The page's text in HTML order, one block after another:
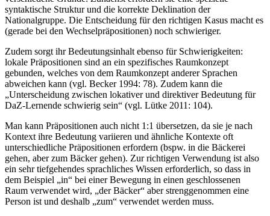
syntaktische Struktur und die korrekte Deklination der
Nationalgruppe. Die Entscheidung für den richtigen Kasus macht es
(gerade bei den Wechselpräpositionen) noch schwieriger.
Zudem sorgt ihr Bedeutungsinhalt ebenso für Schwierigkeiten:
lokale Präpositionen sind an ein spezifisches Raumkonzept
gebunden, welches von dem Raumkonzept anderer Sprachen
abweichen kann (vgl. Becker 1994: 78). Zudem kann die
„Unterscheidung zwischen lokativer und direktiver Bedeutung für
DaZ-Lernende schwierig sein“ (vgl. Lütke 2011: 104).
Man kann Präpositionen auch nicht 1:1 übersetzen, da sie je nach
Kontext ihre Bedeutung variieren und ähnliche Kontexte oft
unterschiedliche Präpositionen erfordern (bspw. in die Bäckerei
gehen, aber zum Bäcker gehen). Zur richtigen Verwendung ist also
ein sehr tiefgehendes sprachliches Wissen erforderlich, so dass in
dem Beispiel „in“ bei einer Bewegung in einen geschlossenen
Raum verwendet wird, „der Bäcker“ aber strenggenommen eine
Person ist und deshalb „zum“ verwendet werden muss.